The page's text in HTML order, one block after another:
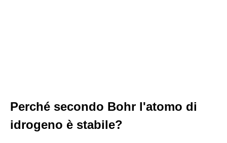
Perché secondo Bohr l'atomo di
idrogeno è stabile?